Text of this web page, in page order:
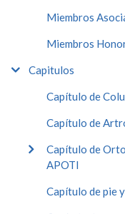
Miembros
Miembros
Capitulos
Capítulo de
Capítulo de
Capítulo de
APOTI
Capítulo de pie